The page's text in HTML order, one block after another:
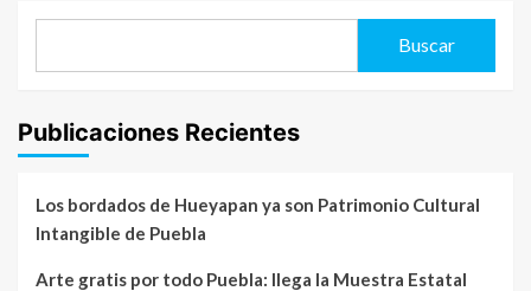
Buscar
Publicaciones Recientes
Los bordados de Hueyapan ya son Patrimonio Cultural
Intangible de Puebla
Arte gratis por todo Puebla: llega la Muestra Estatal